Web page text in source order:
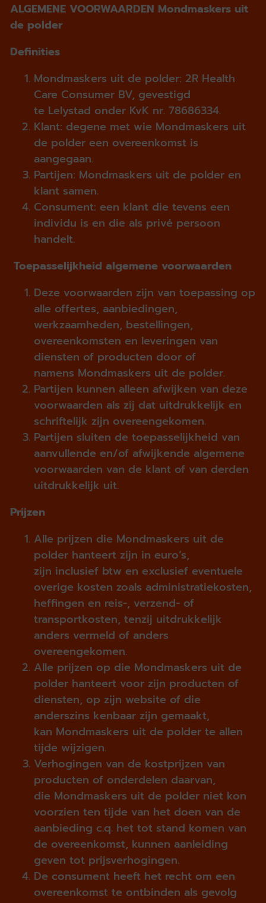
ALGEMENE VOORWAARDEN Mondmaskers uit
de polder
Definities
Mondmaskers uit de polder: 2R Health
Care Consumer BV, gevestigd
te Lelystad onder KvK nr. 78686334.
Klant: degene met wie Mondmaskers uit
de polder een overeenkomst is
aangegaan.
Partijen: Mondmaskers uit de polder en
klant samen.
Consument: een klant die tevens een
individu is en die als privé persoon
handelt.
Toepasselijkheid algemene voorwaarden
Deze voorwaarden zijn van toepassing op
alle offertes, aanbiedingen,
werkzaamheden, bestellingen,
overeenkomsten en leveringen van
diensten of producten door of
namens Mondmaskers uit de polder.
Partijen kunnen alleen afwijken van deze
voorwaarden als zij dat uitdrukkelijk en
schriftelijk zijn overeengekomen.
Partijen sluiten de toepasselijkheid van
aanvullende en/of afwijkende algemene
voorwaarden van de klant of van derden
uitdrukkelijk uit.
Prijzen
Alle prijzen die Mondmaskers uit de
polder hanteert zijn in euro’s,
zijn inclusief btw en exclusief eventuele
overige kosten zoals administratiekosten,
heffingen en reis-, verzend- of
transportkosten, tenzij uitdrukkelijk
anders vermeld of anders
overeengekomen.
Alle prijzen op die Mondmaskers uit de
polder hanteert voor zijn producten of
diensten, op zijn website of die
anderszins kenbaar zijn gemaakt,
kan Mondmaskers uit de polder te allen
tijde wijzigen.
Verhogingen van de kostprijzen van
producten of onderdelen daarvan,
die Mondmaskers uit de polder niet kon
voorzien ten tijde van het doen van de
aanbieding c.q. het tot stand komen van
de overeenkomst, kunnen aanleiding
geven tot prijsverhogingen.
De consument heeft het recht om een
overeenkomst te ontbinden als gevolg